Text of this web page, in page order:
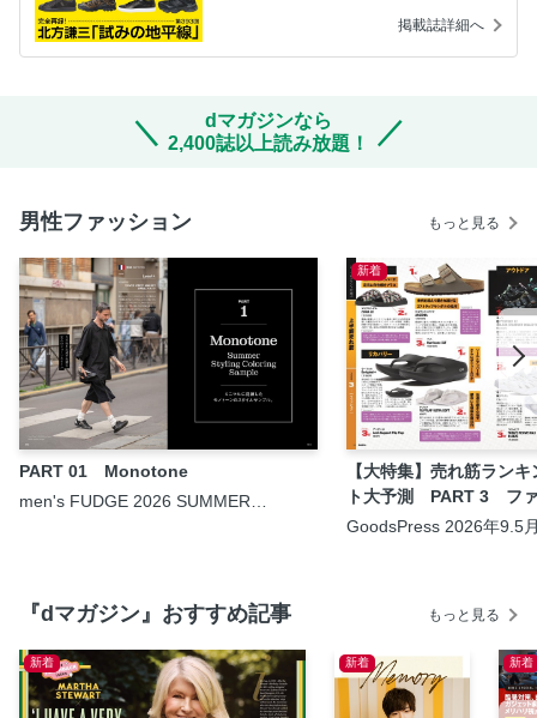
掲載誌詳細へ
dマガジンなら
2,400誌以上読み放題！
男性ファッション もっと見る
PART 01 Monotone
men's FUDGE 2026 SUMMER
新着
【大特集】売れ筋ラン
ト大予測 PART 3 フ
GoodsPress 2026年9.5
『dマガジン』おすすめ記事 もっと見る
新着 新着 新着